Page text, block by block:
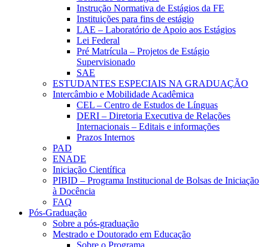
Instrução Normativa de Estágios da FE
Instituições para fins de estágio
LAE – Laboratório de Apoio aos Estágios
Lei Federal
Pré Matrícula – Projetos de Estágio
Supervisionado
SAE
ESTUDANTES ESPECIAIS NA GRADUAÇÃO
Intercâmbio e Mobilidade Acadêmica
CEL – Centro de Estudos de Línguas
DERI – Diretoria Executiva de Relações
Internacionais – Editais e informações
Prazos Internos
PAD
ENADE
Iniciação Científica
PIBID – Programa Institucional de Bolsas de Iniciação
à Docência
FAQ
Pós-Graduação
Sobre a pós-graduação
Mestrado e Doutorado em Educação
Sobre o Programa